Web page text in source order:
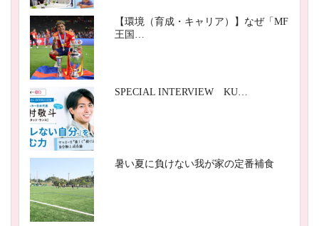
【環境（育成・キャリア）】なぜ「MF
王国…
SPECIAL INTERVIEW KU…
暑い夏に負けない我が家の定番補食